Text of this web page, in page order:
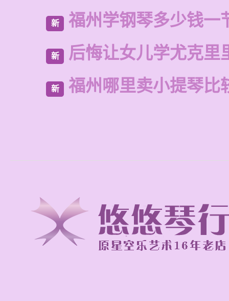
新 福州学钢琴多少钱一
新 后悔让女儿学尤克里
新 福州哪里卖小提琴比